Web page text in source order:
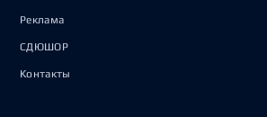
Реклама
СДЮШОР
Контакты